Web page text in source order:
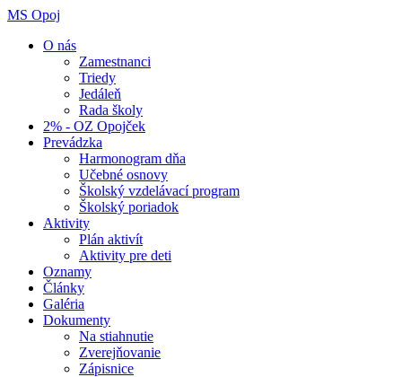
MS Opoj
O nás
Zamestnanci
Triedy
Jedáleň
Rada školy
2% - OZ Opojček
Prevádzka
Harmonogram dňa
Učebné osnovy
Školský vzdelávací program
Školský poriadok
Aktivity
Plán aktivít
Aktivity pre deti
Oznamy
Články
Galéria
Dokumenty
Na stiahnutie
Zverejňovanie
Zápisnice